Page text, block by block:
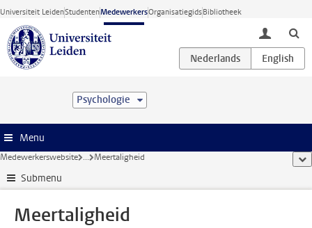
Ga direct naar de inhoud
Universiteit LeidenStudentenMedewerkersOrganisatiegidsBibliotheek
toggle
Psychologie
Menu
Medewerkerswebsite ... Meertaligheid
Submenu
Meertaligheid